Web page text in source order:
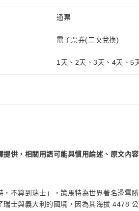
通票
電子票券(二次兌換)
1天、2天、3天、4天、5
提供，相關用語可能與慣用論述、原文內
，不算到瑞士」，策馬特為世界著名滑雪
瑞士與義大利的國境，因為其海拔 4478